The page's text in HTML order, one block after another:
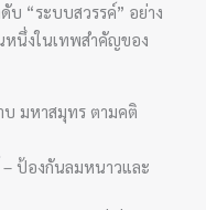
บ “ระบบสวรรค์” อย่าง
หนึ่งในเทพสำคัญของ
บ มหาสมุทร ตามคติ
ป้องกันลมหนาวและ